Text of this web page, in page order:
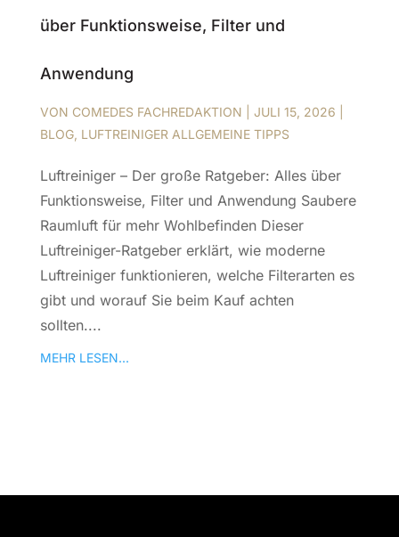
über Funktionsweise, Filter und
Anwendung
VON COMEDES FACHREDAKTION JULI 15, 2026
BLOG, LUFTREINIGER ALLGEMEINE TIPPS
Luftreiniger – Der große Ratgeber: Alles über
Funktionsweise, Filter und Anwendung Saubere
Raumluft für mehr Wohlbefinden Dieser
Luftreiniger-Ratgeber erklärt, wie moderne
Luftreiniger funktionieren, welche Filterarten es
gibt und worauf Sie beim Kauf achten
sollten....
MEHR LESEN...